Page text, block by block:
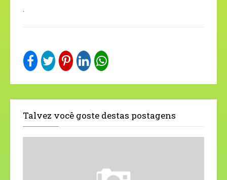
Talvez você goste destas postagens